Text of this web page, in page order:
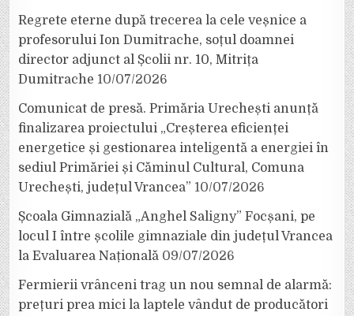
Regrete eterne după trecerea la cele veșnice a
profesorului Ion Dumitrache, soțul doamnei
director adjunct al Școlii nr. 10, Mitrița
Dumitrache 10/07/2026
Comunicat de presă. Primăria Urechești anunță
finalizarea proiectului „Creșterea eficienței
energetice și gestionarea inteligentă a energiei în
sediul Primăriei și Căminul Cultural, Comuna
Urechești, județul Vrancea” 10/07/2026
Școala Gimnazială „Anghel Saligny” Focșani, pe
locul I între școlile gimnaziale din județul Vrancea
la Evaluarea Națională 09/07/2026
Fermierii vrânceni trag un nou semnal de alarmă:
prețuri prea mici la laptele vândut de producători